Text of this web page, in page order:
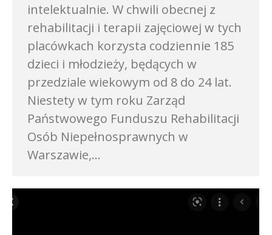
intelektualnie. W chwili obecnej z
rehabilitacji i terapii zajęciowej w tych
placówkach korzysta codziennie 185
dzieci i młodzieży, będących w
przedziale wiekowym od 8 do 24 lat.
Niestety w tym roku Zarząd
Państwowego Funduszu Rehabilitacji
Osób Niepełnosprawnych w
Warszawie,…